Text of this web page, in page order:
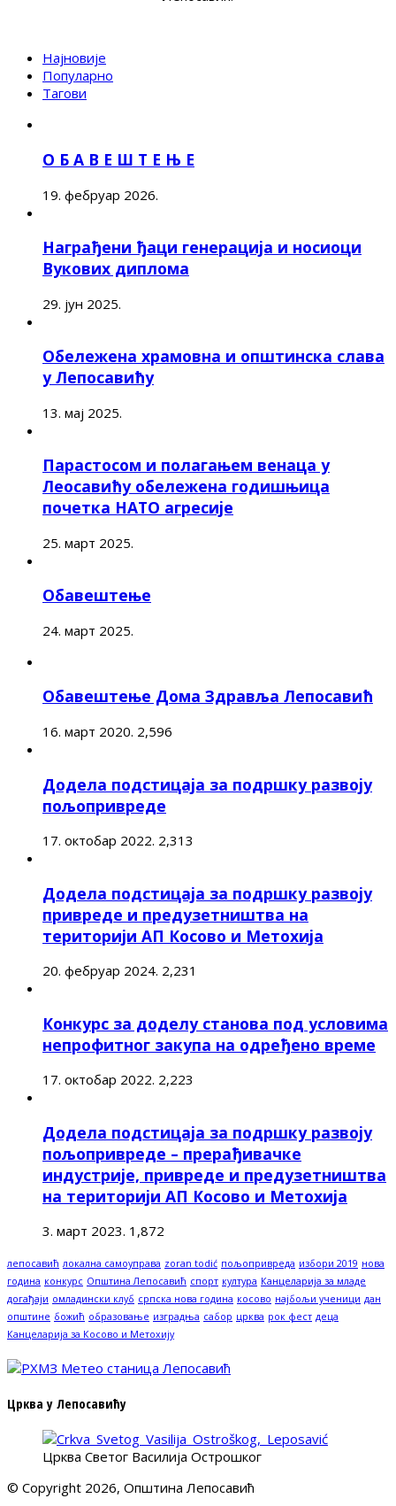
Најновије
Популарно
Тагови
О Б А В Е Ш Т Е Њ Е
19. фебруар 2026.
Награђени ђаци генерација и носиоци
Вукових диплома
29. јун 2025.
Обележена храмовна и општинска слава
у Лепосавићу
13. мај 2025.
Парастосом и полагањем венаца у
Леосавићу обележена годишњица
почетка НАТО агресије
25. март 2025.
Обавештење
24. март 2025.
Обавештење Дома Здравља Лепосавић
16. март 2020. 2,596
Додела подстицаја за подршку развоју
пољопривреде
17. октобар 2022. 2,313
Додела подстицаја за подршку развоју
привреде и предузетништва на
територији АП Косово и Метохија
20. фебруар 2024. 2,231
Конкурс за доделу станова под условима
непрофитног закупа на одређено време
17. октобар 2022. 2,223
Додела подстицаја за подршку развоју
пољопривреде – прерађивачке
индустрије, привреде и предузетништва
на територији АП Косово и Метохија
3. март 2023. 1,872
лепосавић локална самоуправа zoran todić пољопривреда избори 2019 нова
година конкурс Општина Лепосавић спорт култура Канцеларија за младе
догађаји омладински клуб српска нова година косово најбољи ученици дан
општине божић образовање изградња сабор црква рок фест деца
Канцеларија за Косово и Метохију
Црква у Лепосавићу
Црква Светог Василија Острошког
© Copyright 2026, Општина Лепосавић